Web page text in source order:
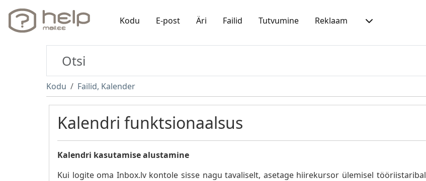
Kodu E-post Äri Failid Tutvumine Reklaam
Kodu Failid, Kalender
Kalendri funktsionaalsus
Kalendri kasutamise alustamine
Kui logite oma Inbox.lv kontole sisse nagu tavaliselt, asetage hiirekursor ülemisel tööriistaribal